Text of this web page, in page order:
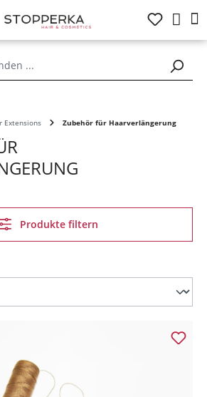
Extensions Zubehör für Haarverlängerung
Produkte filtern